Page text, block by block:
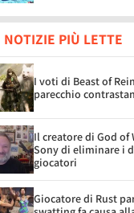
NOTIZIE PIÙ LETTE
I voti di Beast of
parecchio
Il creatore di God of
Sony di eliminare i
giocatori
Giocatore di Rust